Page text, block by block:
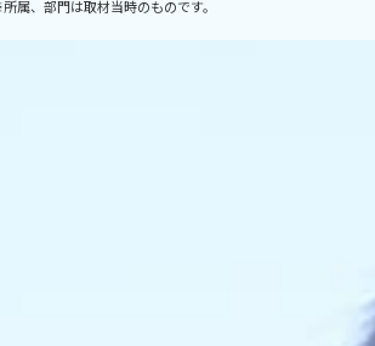
属、部門は取材当時のものです。